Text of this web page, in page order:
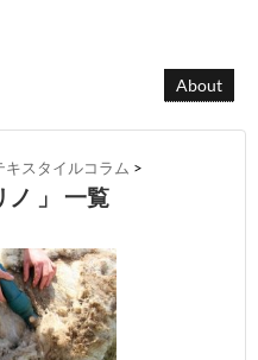
About
キスタイルコラム >
ノ 」 一覧